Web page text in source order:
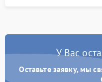
У Вас
Оставьте заявку, мы